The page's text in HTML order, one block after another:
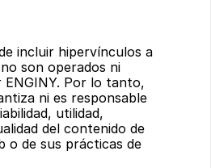
incluir hipervínculos a
son operados ni
Por lo tanto,
ni es responsable
utilidad,
del contenido de
o de sus prácticas de